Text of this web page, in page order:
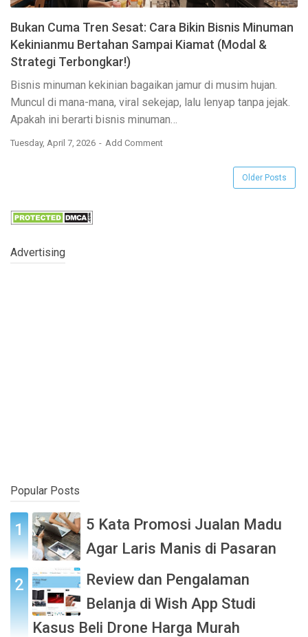
Bukan Cuma Tren Sesat: Cara Bikin Bisnis Minuman
Kekinianmu Bertahan Sampai Kiamat (Modal &
Strategi Terbongkar!)
Bisnis minuman kekinian bagaikan jamur di musim hujan.
Muncul di mana-mana, viral sekejap, lalu lenyap tanpa jejak.
Apakah ini berarti bisnis minuman…
Tuesday, April 7, 2026 Add Comment
Older Posts
Advertising
Popular Posts
5 Kata Promosi Jualan Madu
Agar Laris Manis di Pasaran
Review dan Pengalaman
Belanja di Wish App Studi
Kasus Beli Drone Harga Murah